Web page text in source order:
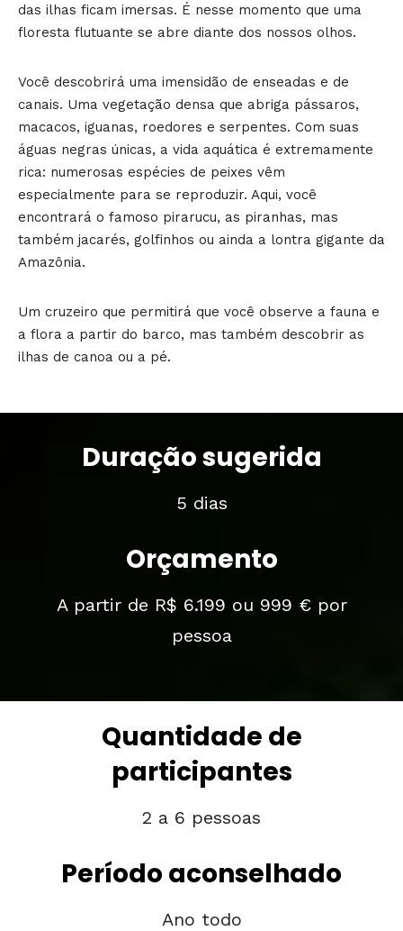
das ilhas ficam imersas. É nesse momento que uma
floresta flutuante se abre diante dos nossos olhos.
Você descobrirá uma imensidão de enseadas e de
canais. Uma vegetação densa que abriga pássaros,
macacos, iguanas, roedores e serpentes. Com suas
águas negras únicas, a vida aquática é extremamente
rica: numerosas espécies de peixes vêm
especialmente para se reproduzir. Aqui, você
encontrará o famoso pirarucu, as piranhas, mas
também jacarés, golfinhos ou ainda a lontra gigante da
Amazônia.
Um cruzeiro que permitirá que você observe a fauna e
a flora a partir do barco, mas também descobrir as
ilhas de canoa ou a pé.
Duração sugerida
5 dias
Orçamento
A partir de R$ 6.199 ou 999 € por
pessoa
Quantidade de
participantes
2 a 6 pessoas
Período aconselhado
Ano todo